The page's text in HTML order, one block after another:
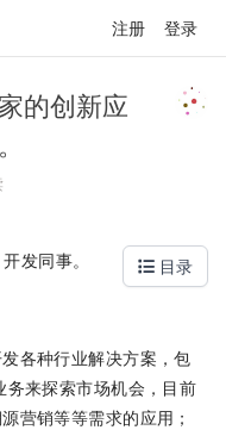
注册 登录
的创新应
目录
发同事。
各种行业解决方案，包
来探索市场机会，目前
营销等等需求的应用；